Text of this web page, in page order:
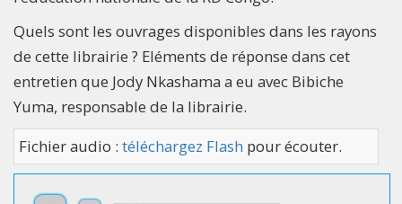
Quels sont les ouvrages disponibles dans les rayons
de cette librairie ? Eléments de réponse dans cet
entretien que Jody Nkashama a eu avec Bibiche
Yuma, responsable de la librairie.
Fichier audio : téléchargez Flash pour écouter.